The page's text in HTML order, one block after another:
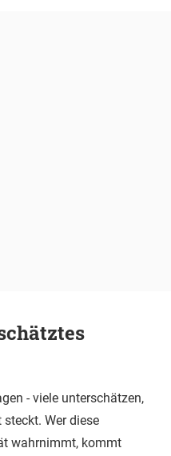
- viele unterschätzen,
Wer diese
wahrnimmt, kommt